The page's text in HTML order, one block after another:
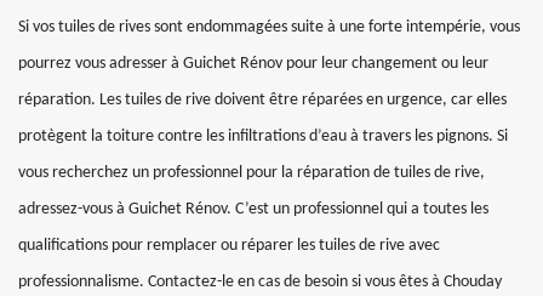
Si vos tuiles de rives sont endommagées suite à une forte intempérie, vous
pourrez vous adresser à Guichet Rénov pour leur changement ou leur
réparation. Les tuiles de rive doivent être réparées en urgence, car elles
protègent la toiture contre les infiltrations d’eau à travers les pignons. Si
vous recherchez un professionnel pour la réparation de tuiles de rive,
adressez-vous à Guichet Rénov. C’est un professionnel qui a toutes les
qualifications pour remplacer ou réparer les tuiles de rive avec
professionnalisme. Contactez-le en cas de besoin si vous êtes à Chouday